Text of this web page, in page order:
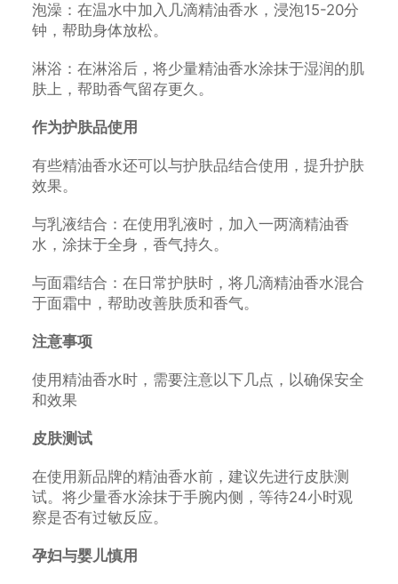
泡澡：在温水中加入几滴精油香水，浸泡15-20分
钟，帮助身体放松。
淋浴：在淋浴后，将少量精油香水涂抹于湿润的肌
肤上，帮助香气留存更久。
作为护肤品使用
有些精油香水还可以与护肤品结合使用，提升护肤
效果。
与乳液结合：在使用乳液时，加入一两滴精油香
水，涂抹于全身，香气持久。
与面霜结合：在日常护肤时，将几滴精油香水混合
于面霜中，帮助改善肤质和香气。
注意事项
使用精油香水时，需要注意以下几点，以确保安全
和效果
皮肤测试
在使用新品牌的精油香水前，建议先进行皮肤测
试。将少量香水涂抹于手腕内侧，等待24小时观
察是否有过敏反应。
孕妇与婴儿慎用